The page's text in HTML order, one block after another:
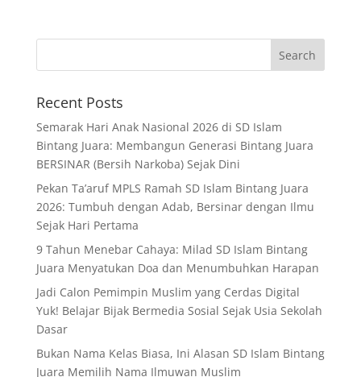
Recent Posts
Semarak Hari Anak Nasional 2026 di SD Islam
Bintang Juara: Membangun Generasi Bintang Juara
BERSINAR (Bersih Narkoba) Sejak Dini
Pekan Ta’aruf MPLS Ramah SD Islam Bintang Juara
2026: Tumbuh dengan Adab, Bersinar dengan Ilmu
Sejak Hari Pertama
9 Tahun Menebar Cahaya: Milad SD Islam Bintang
Juara Menyatukan Doa dan Menumbuhkan Harapan
Jadi Calon Pemimpin Muslim yang Cerdas Digital
Yuk! Belajar Bijak Bermedia Sosial Sejak Usia Sekolah
Dasar
Bukan Nama Kelas Biasa, Ini Alasan SD Islam Bintang
Juara Memilih Nama Ilmuwan Muslim